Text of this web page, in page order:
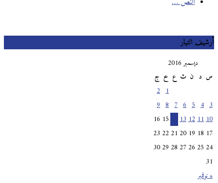
أرشيف التيار
ديسمبر 2016
س
ث خ ج
« نوفمبر
10
11
12
13
14
15
16
17
18
19
20
21
22
23
24
25
26
27
28
29
30
31